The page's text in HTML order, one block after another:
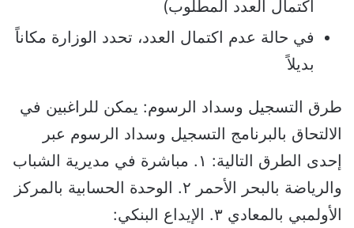
اكتمال العدد المطلوب)
في حالة عدم اكتمال العدد، تحدد الوزارة مكاناً
بديلاً
طرق التسجيل وسداد الرسوم: يمكن للراغبين في
الالتحاق بالبرنامج التسجيل وسداد الرسوم عبر
إحدى الطرق التالية: ١. مباشرة في مديرية الشباب
والرياضة بالبحر الأحمر ٢. الوحدة الحسابية بالمركز
الأولمبي بالمعادي ٣. الإيداع البنكي: